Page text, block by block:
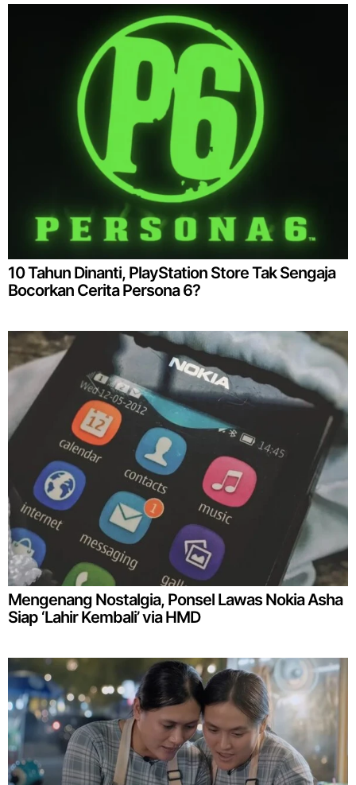
10 Tahun Dinanti, PlayStation Store Tak Sengaja
Bocorkan Cerita Persona 6?
Mengenang Nostalgia, Ponsel Lawas Nokia Asha
Siap ‘Lahir Kembali’ via HMD